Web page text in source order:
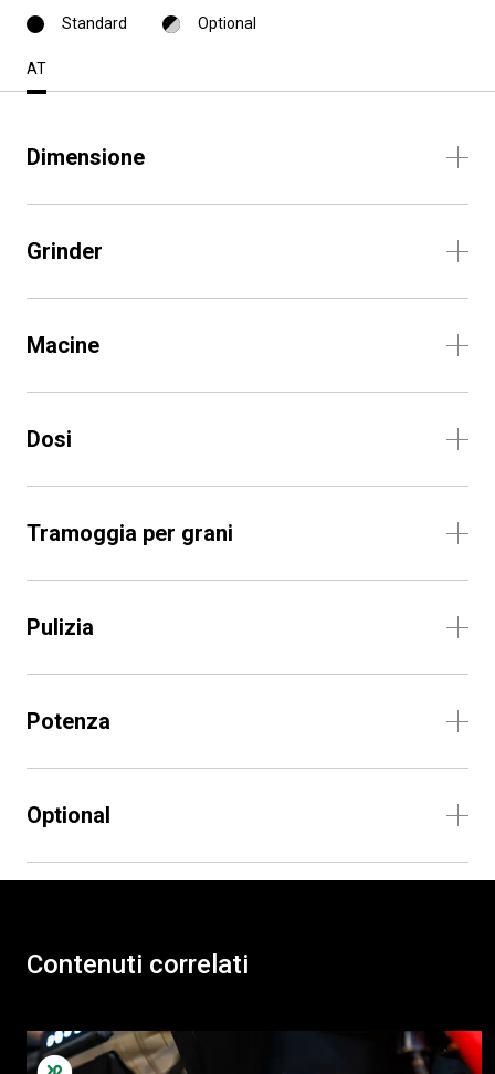
Standard Optional
AT
Dimensione
Grinder
Macine
Dosi
Tramoggia per grani
Pulizia
Potenza
Optional
Contenuti correlati